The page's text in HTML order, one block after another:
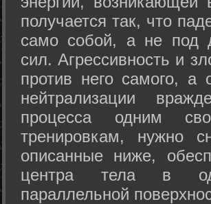
получается так, что
само собой, а не под
сил. Агрессивность и
против него самого, а
нейтрализации
процесса одним
тренировкам, нужно
описанные ниже,
центра тела в
параллельной